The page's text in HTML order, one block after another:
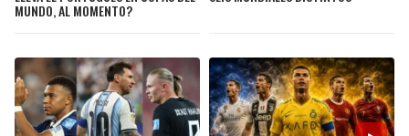
MUNDO, AL MOMENTO?